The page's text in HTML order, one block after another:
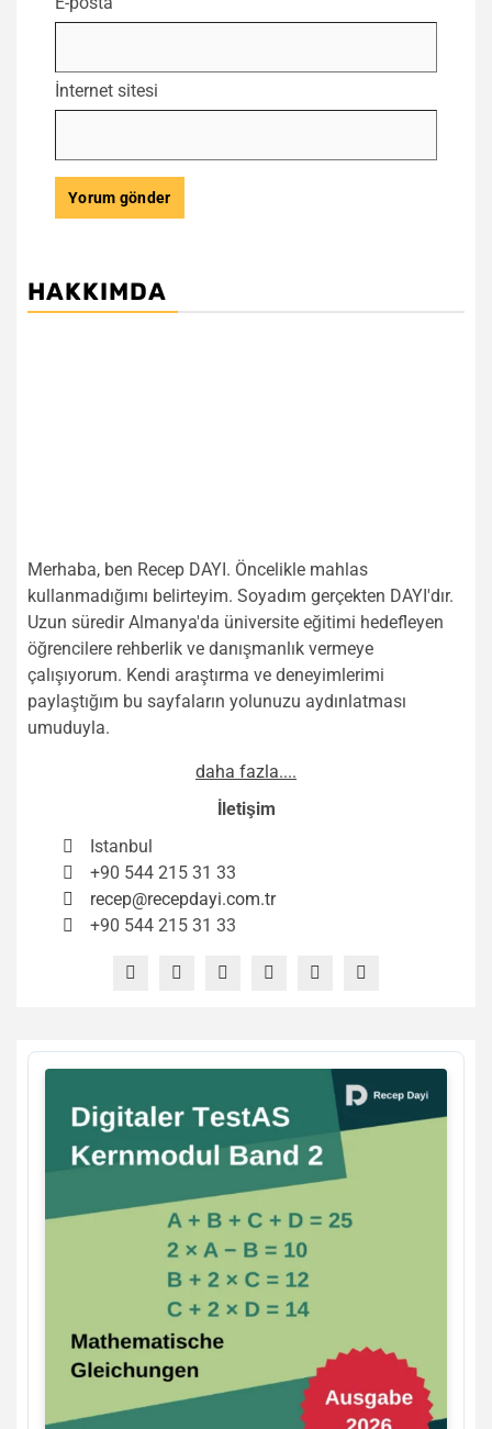
İnternet sitesi
HAKKIMDA
Merhaba, ben Recep DAYI. Öncelikle mahlas
kullanmadığımı belirteyim. Soyadım gerçekten DAYI'dır.
Uzun süredir Almanya'da üniversite eğitimi hedefleyen
öğrencilere rehberlik ve danışmanlık vermeye
çalışıyorum. Kendi araştırma ve deneyimlerimi
paylaştığım bu sayfaların yolunuzu aydınlatması
umuduyla.
daha fazla....
İletişim
Istanbul
+90 544 215 31 33
recep@recepdayi.com.tr
+90 544 215 31 33